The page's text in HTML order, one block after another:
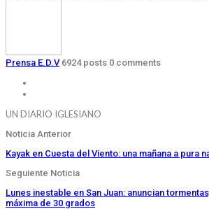
Prensa E.D.V 6924 posts 0 comments
UN DIARIO IGLESIANO
Noticia Anterior
Kayak en Cuesta del Viento: una mañana a pura
Seguiente Noticia
Lunes inestable en San Juan: anuncian
máxima de 30 grados